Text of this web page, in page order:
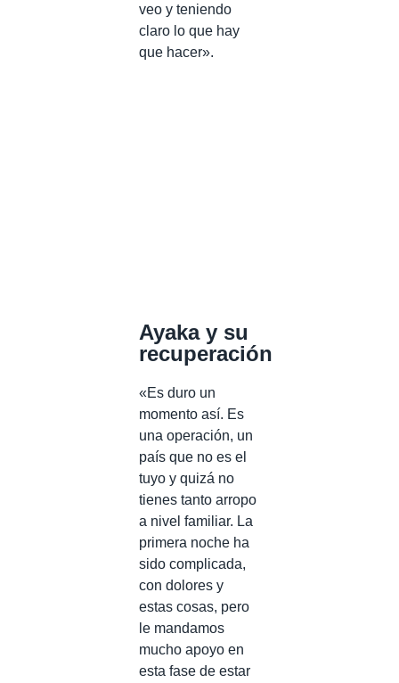
veo y teniendo
claro lo que hay
que hacer».
Ayaka y su
recuperación
«Es duro un
momento así. Es
una operación, un
país que no es el
tuyo y quizá no
tienes tanto arropo
a nivel familiar. La
primera noche ha
sido complicada,
con dolores y
estas cosas, pero
le mandamos
mucho apoyo en
esta fase de estar